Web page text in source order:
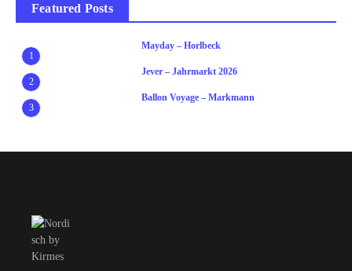
Featured Posts
1
Mayday – Horlbeck
2
Jever – Jahrmarkt 2026
3
Ballon Voyage – Markmann